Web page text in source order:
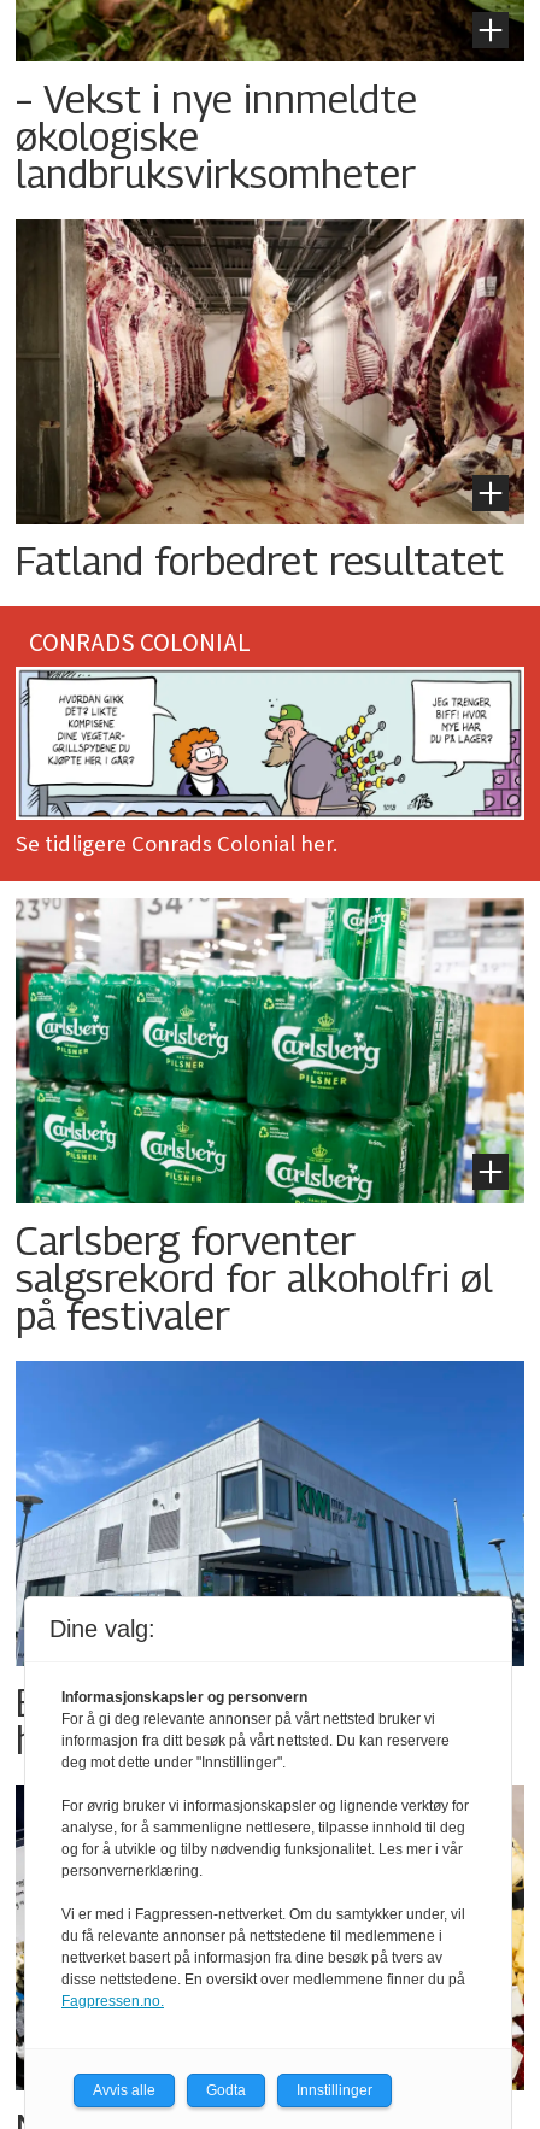
– Vekst i nye innmeldte
økologiske
landbruksvirksomheter
Fatland forbedret resultatet
CONRADS COLONIAL
Se tidligere Conrads Colonial her.
Carlsberg forventer
salgsrekord for alkoholfri øl
på festivaler
Butikktesten: Slitent, men
hyggelig
Dine valg:
Informasjonskapsler og personvern
For å gi deg relevante annonser på vårt nettsted bruker vi
informasjon fra ditt besøk på vårt nettsted. Du kan reservere
deg mot dette under "Innstillinger".
For øvrig bruker vi informasjonskapsler og lignende verktøy for
analyse, for å sammenligne nettlesere, tilpasse innhold til deg
og for å utvikle og tilby nødvendig funksjonalitet. Les mer i vår
personvernerklæring.
Vi er med i Fagpressen-nettverket. Om du samtykker under, vil
du få relevante annonser på nettstedene til medlemmene i
nettverket basert på informasjon fra dine besøk på tvers av
disse nettstedene. En oversikt over medlemmene finner du på
Fagpressen.no.
Avvis alle Godta Innstillinger